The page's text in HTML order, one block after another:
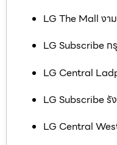
LG The Mall งา
LG Subscribe ก
LG Central
LG Subscribe รั
LG Central